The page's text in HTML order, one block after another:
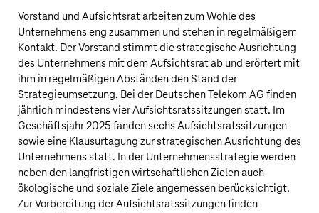
Vorstand und Aufsichtsrat arbeiten zum Wohle des
Unternehmens eng zusammen und stehen in regelmäßigem
Kontakt. Der Vorstand stimmt die strategische Ausrichtung
des Unternehmens mit dem Aufsichtsrat ab und erörtert mit
ihm in regelmäßigen Abständen den Stand der
Strategieumsetzung. Bei der Deutschen Telekom AG finden
jährlich mindestens vier Aufsichtsratssitzungen statt. Im
Geschäftsjahr 2025 fanden sechs Aufsichtsratssitzungen
sowie eine Klausurtagung zur strategischen Ausrichtung des
Unternehmens statt. In der Unternehmensstrategie werden
neben den langfristigen wirtschaftlichen Zielen auch
ökologische und soziale Ziele angemessen berücksichtigt.
Zur Vorbereitung der Aufsichtsratssitzungen finden